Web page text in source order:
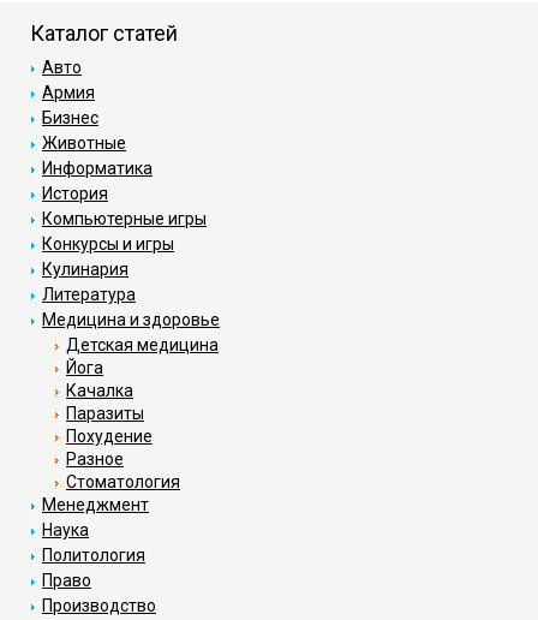
Каталог статей
Авто
Армия
Бизнес
Животные
Информатика
История
Компьютерные игры
Конкурсы и игры
Кулинария
Литература
Медицина и здоровье
Детская медицина
Йога
Качалка
Паразиты
Похудение
Разное
Стоматология
Менеджмент
Наука
Политология
Право
Производство